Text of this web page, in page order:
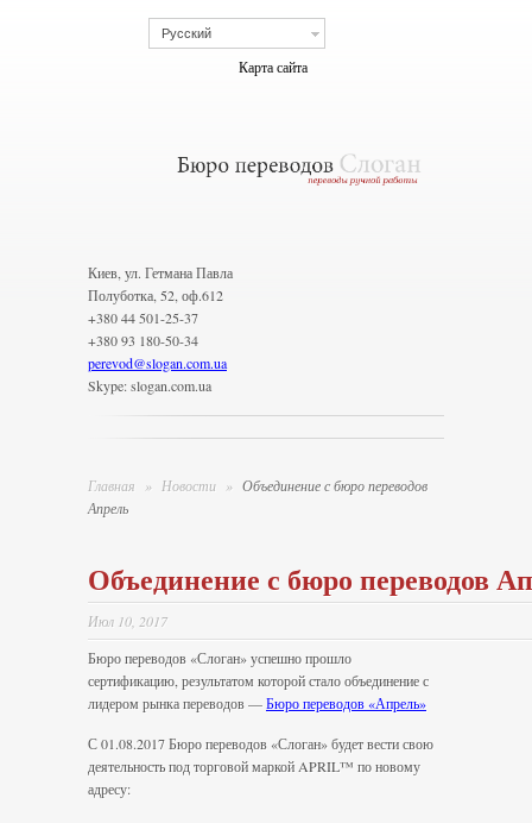
Русский
Карта сайта
Киев, ул. Гетмана Павла
Полуботка, 52, оф.612
+380 44 501-25-37
+380 93 180-50-34
perevod@slogan.com.ua
Skype: slogan.com.ua
Главная » Новости » Объединение с бюро переводов
Апрель
Объединение с бюро переводов
Июл 10, 2017
Бюро переводов «Слоган» успешно прошло
сертификацию, результатом которой стало объединение с
лидером рынка переводов —Бюро переводов «Апрель»
С 01.08.2017 Бюро переводов «Слоган» будет вести свою
деятельность под торговой маркой APRIL™ по новому
адресу: